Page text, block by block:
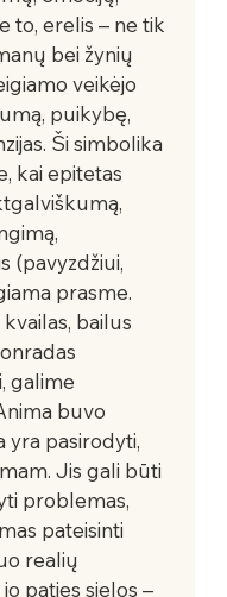
to, erelis – ne tik
bei žynių
veikėjo
puikybę,
Ši simbolika
kai epitetas
(pavyzdžiui,
prasme.
bailus
galime
buvo
yra pasirodyti,
Jis gali būti
problemas,
pateisinti
realių
paties sielos –